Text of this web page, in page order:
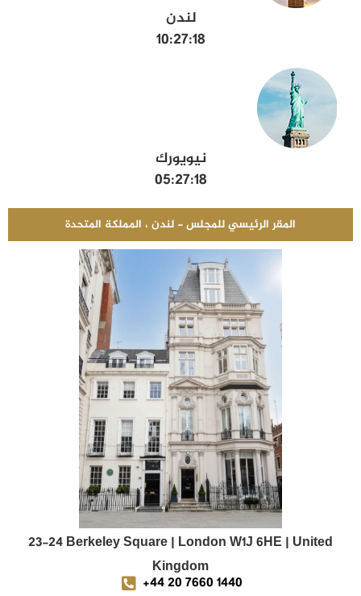
نيويورك
05:27:19
لندن
10:27:19
المقر الرئيسي للمجلس - لندن ، المملكة المتحدة
23-24 Berkeley Square | London W1J 6HE | United
Kingdom
+44 20 7660 1440